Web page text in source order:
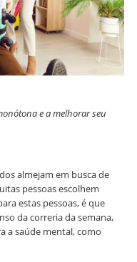
e a melhorar seu
almejam em busca de
pessoas escolhem
estas pessoas, é que
da correria da semana,
a saúde mental, como